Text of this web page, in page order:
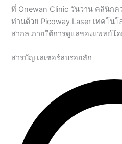
สารบัญ เลเซอร์ลบรอยสัก